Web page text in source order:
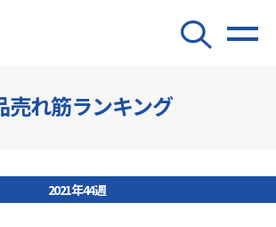
売れ筋ランキング
2021年44週